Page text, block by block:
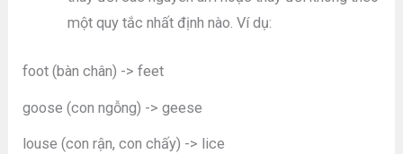
một quy tắc nhất định nào. Ví dụ:
foot (bàn chân) -> feet
goose (con ngỗng) -> geese
louse (con rận, con chấy) -> lice